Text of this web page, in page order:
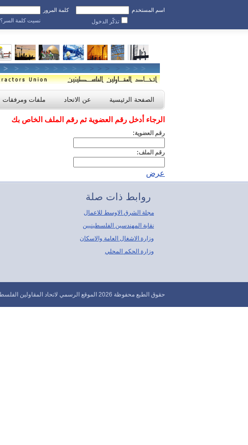
اسم المستخدم
كلمة المرور
تذكّر الدخول
نسيت كلمة السر؟
الصفحة الرئيسية عن الاتحاد ملفات ومرفقات
الرجاء أدخل رقم العضوية ثم رقم الملف الخاص بك
رقم العضوية:
رقم الملف:
عرض
روابط ذات صلة
مجلة الشرق الاوسط للاعمال
نقابة المهندسين الفلسطينيين
وزارة الاشغال العامة والاسكان
وزارة الحكم المحلي
حقوق الطبع محفوظة 2026 الموقع الرسمي لاتحاد المقاولين الفلسطينيين